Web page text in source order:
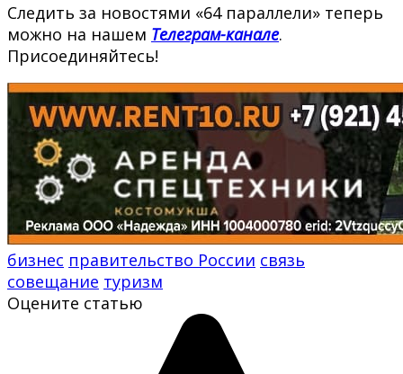
Следить за новостями «64 параллели» теперь
можно на нашем Телеграм-канале.
Присоединяйтесь!
бизнес правительство России связь
совещание туризм
Оцените статью